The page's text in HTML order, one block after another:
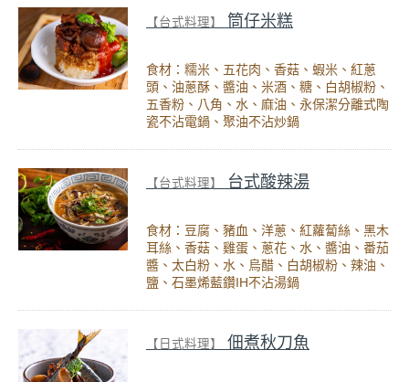
【台式料理】 筒仔米糕
食材：糯米、五花肉、香菇、蝦米、紅蔥
頭、油蔥酥、醬油、米酒、糖、白胡椒粉、
五香粉、八角、水、麻油、永保潔分離式陶
瓷不沾電鍋、聚油不沾炒鍋
【台式料理】 台式酸辣湯
食材：豆腐、豬血、洋蔥、紅蘿蔔絲、黑木
耳絲、香菇、雞蛋、蔥花、水、醬油、番茄
醬、太白粉、水、烏醋、白胡椒粉、辣油、
鹽、石墨烯藍鑽IH不沾湯鍋
【日式料理】 佃煮秋刀魚